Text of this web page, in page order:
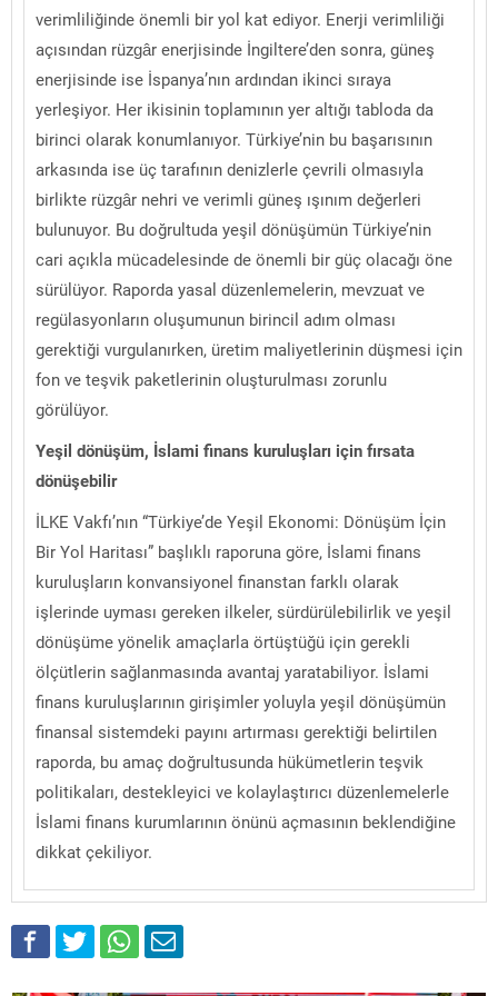
verimliliğinde önemli bir yol kat ediyor. Enerji verimliliği
açısından rüzgâr enerjisinde İngiltere’den sonra, güneş
enerjisinde ise İspanya’nın ardından ikinci sıraya
yerleşiyor. Her ikisinin toplamının yer altığı tabloda da
birinci olarak konumlanıyor. Türkiye’nin bu başarısının
arkasında ise üç tarafının denizlerle çevrili olmasıyla
birlikte rüzgâr nehri ve verimli güneş ışınım değerleri
bulunuyor. Bu doğrultuda yeşil dönüşümün Türkiye’nin
cari açıkla mücadelesinde de önemli bir güç olacağı öne
sürülüyor. Raporda yasal düzenlemelerin, mevzuat ve
regülasyonların oluşumunun birincil adım olması
gerektiği vurgulanırken, üretim maliyetlerinin düşmesi için
fon ve teşvik paketlerinin oluşturulması zorunlu
görülüyor.
Yeşil dönüşüm, İslami finans kuruluşları için fırsata
dönüşebilir
İLKE Vakfı’nın “Türkiye’de Yeşil Ekonomi: Dönüşüm İçin
Bir Yol Haritası” başlıklı raporuna göre, İslami finans
kuruluşların konvansiyonel finanstan farklı olarak
işlerinde uyması gereken ilkeler, sürdürülebilirlik ve yeşil
dönüşüme yönelik amaçlarla örtüştüğü için gerekli
ölçütlerin sağlanmasında avantaj yaratabiliyor. İslami
finans kuruluşlarının girişimler yoluyla yeşil dönüşümün
finansal sistemdeki payını artırması gerektiği belirtilen
raporda, bu amaç doğrultusunda hükümetlerin teşvik
politikaları, destekleyici ve kolaylaştırıcı düzenlemelerle
İslami finans kurumlarının önünü açmasının beklendiğine
dikkat çekiliyor.